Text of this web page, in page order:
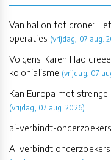
Van ballon tot drone:
operaties (vrijdag, 07 aug.
Volgens Karen Hao
kolonialisme (vrijdag, 07
Kan Europa met
(vrijdag, 07 aug. 2026)
ai-verbindt-
AI verbindt